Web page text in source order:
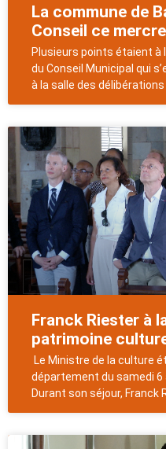
La commune de
Conseil ce
Plusieurs points étaient à
du Conseil Municipal qui
à la salle des délibérations
Franck Riester à
patrimoine
Le Ministre de la culture
département du samedi 6
Durant son séjour, Franck